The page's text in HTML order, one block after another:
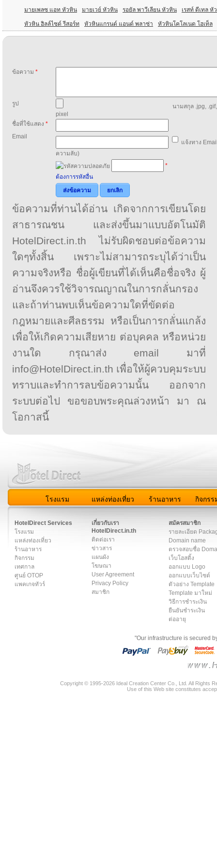
มายเพลซ แอท หัวหิน มายเวย์ หัวหิน รอยัล พาวีเลียน หัวหิน เรสท์ ดีเทล หั
หัวหิน ฮิลล์ไซด์ รีสอร์ท หัวหินแกรนด์ แอนด์ พลาซ่า หัวหินโคโลเนด โฮเท็ล
ข้อความ *
รูป
นามสกุล .jpg,
pixel
ชื่อที่ใช้แสดง *
Email
แจ้งทาง
ความลับ)
*
ต้องการรหัสอื่น
ส่งข้อความ
ยกเลิก
ข้อความที่ท่านได้อ่าน เกิดจากการเขียนโดย
สาธารณชน และส่งขึ้นมาแบบอัตโนมัติ
HotelDirect.in.th ไม่รับผิดชอบต่อข้อความ
ใดๆทั้งสิ้น เพราะไม่สามารถระบุได้ว่าเป็น
ความจริงหรือ ชื่อผู้เขียนที่ได้เห็นคือชื่อจริง ผู้
อ่านจึงควรใช้วิจารณญาณในการกลั่นกรอง
และถ้าท่านพบเห็นข้อความใดที่ขัดต่อ
กฎหมายและศีลธรรม หรือเป็นการกลั่นแกล้ง
เพื่อให้เกิดความเสียหาย ต่อบุคคล หรือหน่วย
งานใด กรุณาส่ง email มาที่
info@HotelDirect.in.th เพื่อให้ผู้ควบคุมระบบ
ทราบและทำการลบข้อความนั้น ออกจาก
ระบบต่อไป ขอขอบพระคุณล่วงหน้า มา ณ
โอกาสนี้
โรงแรม แหล่งท่องเที่ยว ร้านอาหาร กิจกรร
HotelDirect Services
โรงแรม
แหล่งท่องเที่ยว
ร้านอาหาร
กิจกรรม
เทศกาล
ศูนย์ OTOP
แพคเกจทัวร์
เกี่ยวกับเรา
HotelDirect.in.th
ติดต่อเรา
ข่าวสาร
แผนผัง
โฆษณา
User Agreement
Privacy Policy
สมาชิก
สมัครสมาชิก
รายละเอียด
Domain name
ตรวจสอบชื่อ
เว็บโฮสติ้ง
ออกแบบ Logo
ออกแบบเว็บไซต์
ตัวอย่าง Template
Template มาใหม่
วิธีการชำระเงิน
ยืนยันชำระเงิน
ต่ออายุ
"Our infrastructure is secured
Copyright © 1995-2026 Ideal Creation Center Co., Ltd. All Rights
Use of this Web site constitutes